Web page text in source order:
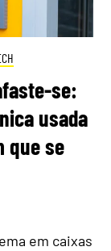
se:
usada
que se
em caixas